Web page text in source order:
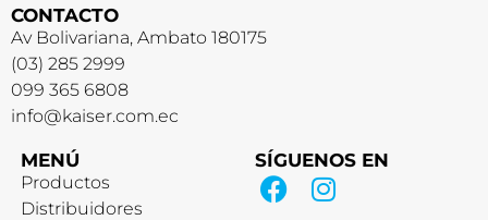
CONTACTO
Av Bolivariana, Ambato 180175
(03) 285 2999
099 365 6808
info@kaiser.com.ec
MENÚ
Productos
Distribuidores
SÍGUENOS EN